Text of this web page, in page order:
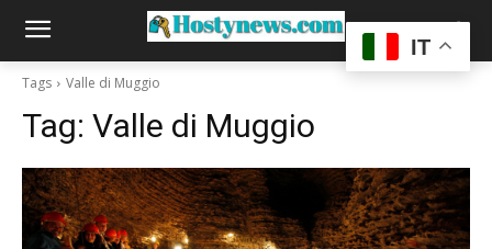
Tags Valle di Muggio
Tag: Valle di Muggio
IT